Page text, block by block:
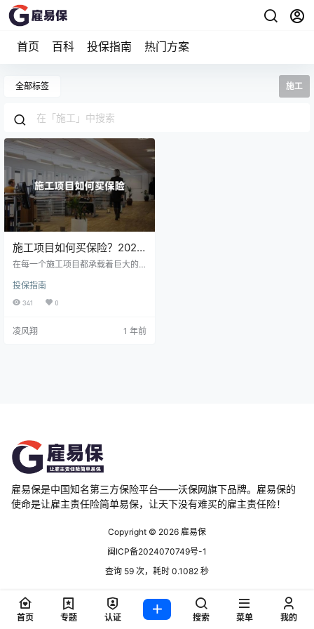
首页 百科 投保指南 热门方案
全部标签 施工
施工项目如何买保险？2024
施工项目可以买什么保险？
在每一个施工项目都承载着巨大的
步都需谨慎前行，而保险正是那把
为项目安全保驾护航的金钥匙。今
让您的项目在风雨中也能稳健前
投保指南
341 0
凌风翔 1 年前
雇易保是中国知名第三方保险平台——沃保网旗下品牌。雇易保的
使命是让雇主责任险简单易保，让天下没有难买的雇主责任险！
Copyright © 2026 雇易保
闽ICP备2024070749号-1
查询 59 次，耗时 0.1082 秒
首页 专题 认证 搜索 菜单 我的